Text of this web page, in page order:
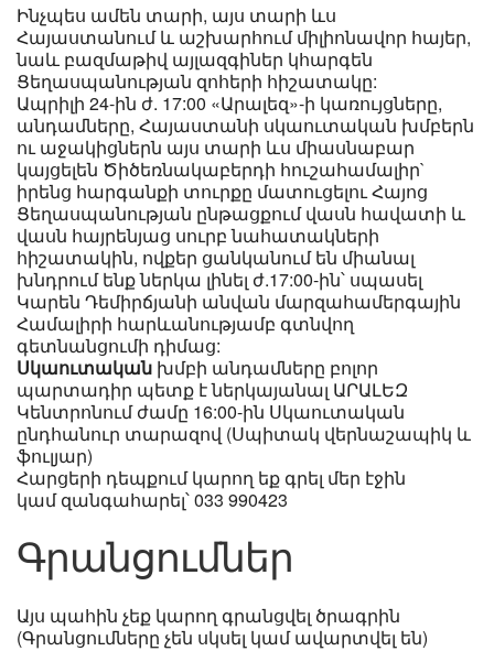
Ինչպես ամեն տարի, այս տարի ևս
Հայաստանում և աշխարհում միլիոնավոր հայեր,
նաև բազմաթիվ այլազգիներ կհարգեն
Ցեղասպանության զոհերի հիշատակը:
Ապրիլի 24-ին ժ. 17:00 «Արալեզ»-ի կառույցները,
անդամները, Հայաստանի սկաուտական խմբերն
ու աջակիցներն այս տարի ևս միասնաբար
կայցելեն Ծիծեռնակաբերդի հուշահամալիր`
իրենց հարգանքի տուրքը մատուցելու Հայոց
Ցեղասպանության ընթացքում վասն հավատի և
վասն հայրենյաց սուրբ նահատակների
հիշատակին, ովքեր ցանկանում են միանալ
խնդրում ենք ներկա լինել ժ.17:00-ին՝ սպասել
Կարեն Դեմիրճյանի անվան մարզահամերգային
Համալիրի հարևանությամբ գտնվող
գետնանցումի դիմաց:
Սկաուտական խմբի անդամները բոլոր
պարտադիր պետք է ներկայանալ ԱՐԱԼԵԶ
Կենտրոնում ժամը 16:00-ին Սկաուտական
ընդհանուր տարազով (Սպիտակ վերնաշապիկ և
ֆուլյար)
Հարցերի դեպքում կարող եք գրել մեր էջին
կամ զանգահարել՝ 033 990423
Գրանցումներ
Այս պահին չեք կարող գրանցվել ծրագրին
(Գրանցումները չեն սկսել կամ ավարտվել են)